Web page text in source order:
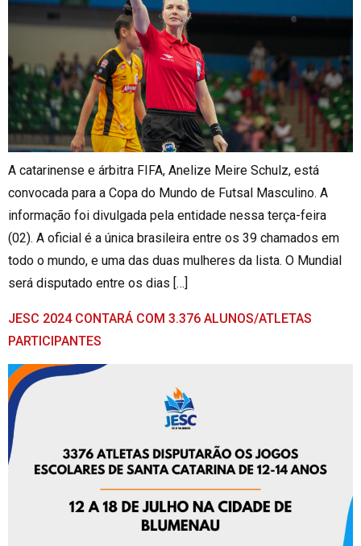
A catarinense e árbitra FIFA, Anelize Meire Schulz, está
convocada para a Copa do Mundo de Futsal Masculino. A
informação foi divulgada pela entidade nessa terça-feira
(02). A oficial é a única brasileira entre os 39 chamados em
todo o mundo, e uma das duas mulheres da lista. O Mundial
será disputado entre os dias […]
JESC 2024 CONTARÁ COM 3.376 ALUNOS/ATLETAS
PARTICIPANTES